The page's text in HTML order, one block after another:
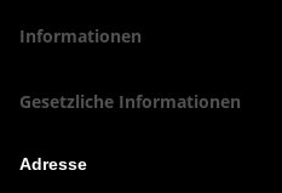
Informationen
Gesetzliche Informationen
Adresse